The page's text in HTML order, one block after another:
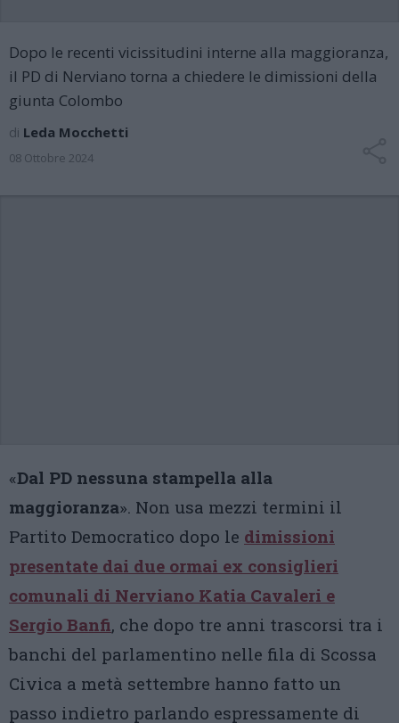
Dopo le recenti vicissitudini interne alla maggioranza,
il PD di Nerviano torna a chiedere le dimissioni della
giunta Colombo
di Leda Mocchetti
08 Ottobre 2024
«Dal PD nessuna stampella alla
maggioranza». Non usa mezzi termini il
Partito Democratico dopo le dimissioni
presentate dai due ormai ex consiglieri
comunali di Nerviano Katia Cavaleri e
Sergio Banfi, che dopo tre anni trascorsi tra i
banchi del parlamentino nelle fila di Scossa
Civica a metà settembre hanno fatto un
passo indietro parlando espressamente di